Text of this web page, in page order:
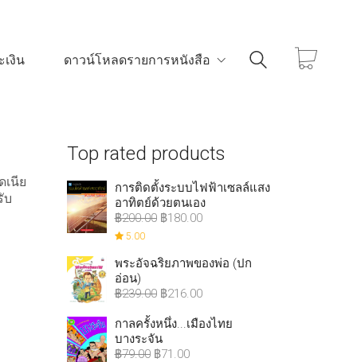
เงิน ดาวน์โหลดรายการหนังสือ
เนีย
บ
Top rated products
การติดตั้งระบบไฟฟ้าเซลล์แสง
อาทิตย์ด้วยตนเอง
฿200.00 ฿180.00
5.00
พระอัจฉริยภาพของพ่อ (ปก
อ่อน)
฿239.00 ฿216.00
กาลครั้งหนึ่ง...เมืองไทย
บางระจัน
฿79.00 ฿71.00